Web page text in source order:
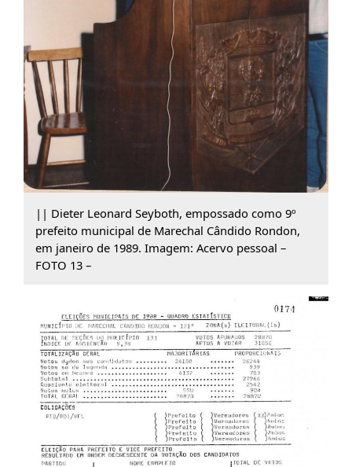
|| Dieter Leonard Seyboth, empossado como 9º
prefeito municipal de Marechal Cândido Rondon,
em janeiro de 1989. Imagem: Acervo pessoal –
FOTO 13 –